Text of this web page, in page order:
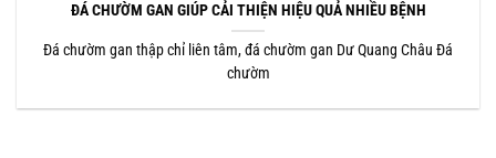
ĐÁ CHƯỜM GAN GIÚP CẢI THIỆN HIỆU QUẢ NHIỀU BỆNH
Đá chườm gan thập chỉ liên tâm, đá chườm gan Dư Quang Châu Đá
chườm